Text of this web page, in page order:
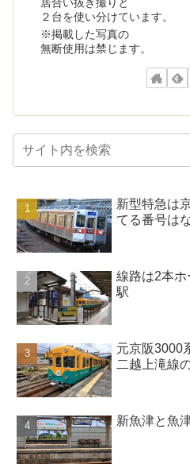
２台を使い分けています。
※掲載した写真の
無断使用は禁じます。
新型特急は
てる番号は
線路は2本
駅
元京阪3000
二越上滝線
新魚津と魚